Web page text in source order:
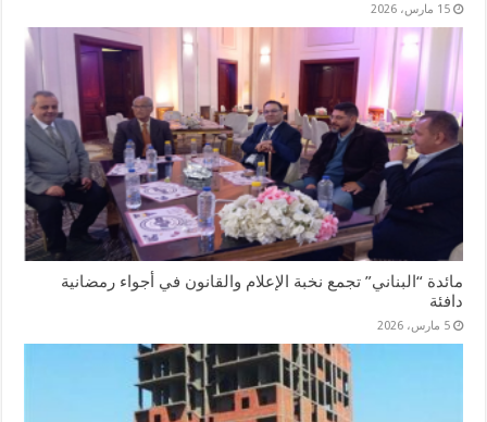
15 مارس، 2026
مائدة “البناني” تجمع نخبة الإعلام والقانون في أجواء رمضانية
دافئة
5 مارس، 2026